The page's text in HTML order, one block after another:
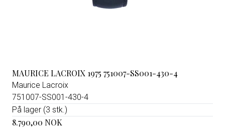
MAURICE LACROIX 1975 751007-SS001-430-4
Maurice Lacroix
751007-SS001-430-4
På lager (3 stk.)
8.790,00 NOK